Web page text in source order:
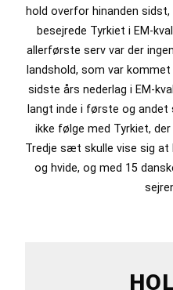
hold overfor hinanden
besejrede Tyrkiet i EM-
allerførste serv var der
landshold, som var
sidste års nederlag i EM-
langt inde i første og
ikke følge med Tyrkiet,
Tredje sæt skulle vise sig
og hvide, og med 15